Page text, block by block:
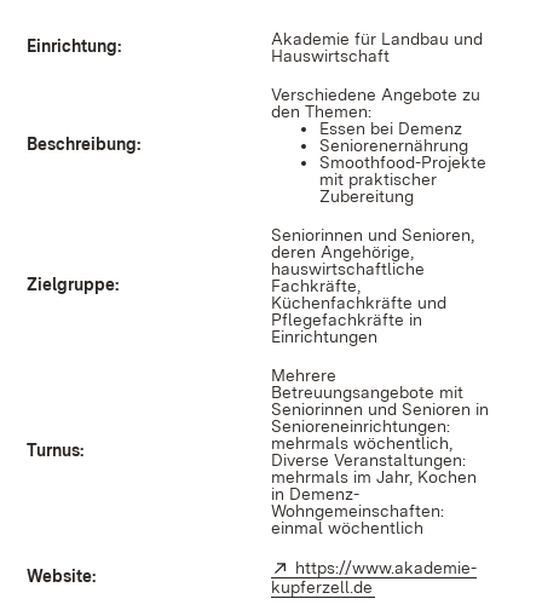
Einrichtung:
Akademie für Landbau und
Hauswirtschaft
Beschreibung:
Verschiedene Angebote zu
den Themen:
Essen bei Demenz
Seniorenernährung
Smoothfood-Projekte
mit praktischer
Zubereitung
Zielgruppe:
Seniorinnen und Senioren,
deren Angehörige,
hauswirtschaftliche
Fachkräfte,
Küchenfachkräfte und
Pflegefachkräfte in
Einrichtungen
Turnus:
Mehrere
Betreuungsangebote mit
Seniorinnen und Senioren in
Senioreneinrichtungen:
mehrmals wöchentlich,
Diverse Veranstaltungen:
mehrmals im Jahr, Kochen
in Demenz-
Wohngemeinschaften:
einmal wöchentlich
Website: Extern:
https://www.akademie-
kupferzell.de